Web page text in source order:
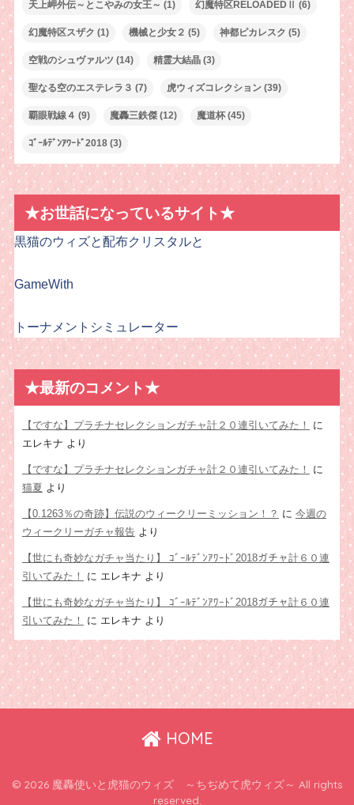
天上岬外伝～とこやみの女王～ (1) 幻魔特区RELOADEDⅡ (6)
幻魔特区スザク (1) 機械と少女２ (5) 神都ピカレスク (5)
空戦のシュヴァルツ (14) 精霊大結晶(3)
聖なる空のエステレラ３ (7) 虎ウィズコレクション(39)
覇眼戦線４ (9) 魔轟三鉄傑(12) 魔道杯(45)
ｺﾞｰﾙﾃﾞﾝｱﾜｰﾄﾞ2018(3)
★お世話になっているサイト★
黒猫のウィズと配布クリスタルと
GameWith
トーナメントシミュレーター
★最新のコメント★
【ですな】プラチナセレクションガチャ計２０連引いてみた！
に
エレキナ より
【ですな】プラチナセレクションガチャ計２０連引いてみた！
に
猫夏 より
【0.1263％の奇跡】伝説のウィークリーミッション！？ に 今週の
ウィークリーガチャ報告より
【世にも奇妙なガチャ当たり】 ｺﾞｰﾙﾃﾞﾝｱﾜｰﾄﾞ2018ガチャ計６０連
引いてみた！
に エレキナ より
【世にも奇妙なガチャ当たり】 ｺﾞｰﾙﾃﾞﾝｱﾜｰﾄﾞ2018ガチャ計６０連
引いてみた！
に エレキナ より
HOME
© 2026 魔轟使いと虎猫のウィズ ～ちぢめて虎ウィズ～ All rights
reserved.